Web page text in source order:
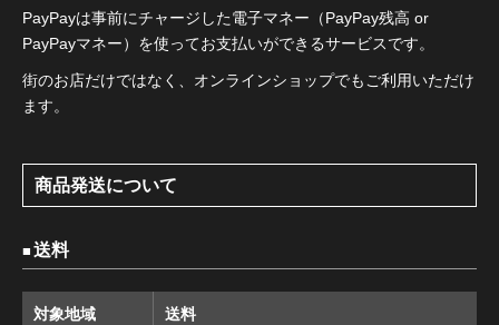
PayPayは事前にチャージした電子マネー（PayPay残高 or
PayPayマネー）を使ってお支払いができるサービスです。
街のお店だけではなく、オンラインショップでもご利用いただけ
ます。
商品発送について
送料
対象地域 送料